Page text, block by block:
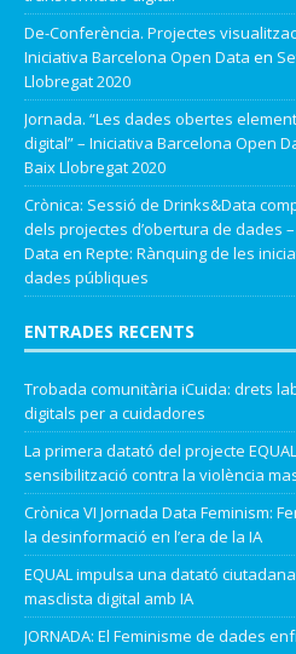
De-Conferència. Projectes
Iniciativa Barcelona Open Data en
Llobregat 2020
Jornada. “Les dades obertes
digital” – Iniciativa Barcelona Open
Baix Llobregat 2020
Crònica: Sessió de Drinks&Data
dels projectes d’obertura de dades
Data en Repte: Rànquing de les
dades públiques
ENTRADES RECENTS
Trobada comunitària iCuida: drets
digitals per a cuidadores
La primera datató del projecte
sensibilització contra la violència
Crònica VI Jornada Data Feminism:
la desinformació en l’era de la IA
EQUAL impulsa una datató
masclista digital amb IA
JORNADA: El Feminisme de dades